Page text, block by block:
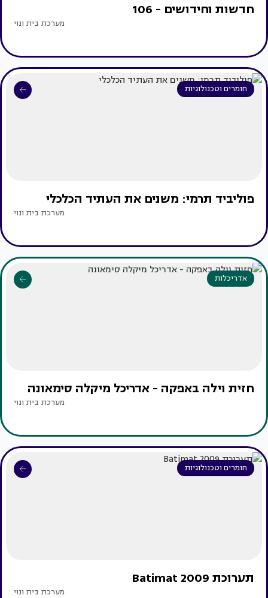
חדשות וחידושים - 106
מערכת בית ונוי
חומרים וטכנולוגיות
פוליביד תרמי: משנים את העתיד הכלכלי
מערכת בית ונוי
אדריכלות
חזית וילה באפקה - אדריכל מיקלה סימאונה
מערכת בית ונוי
חומרים וטכנולוגיות
תערוכת Batimat 2009
מערכת בית ונוי